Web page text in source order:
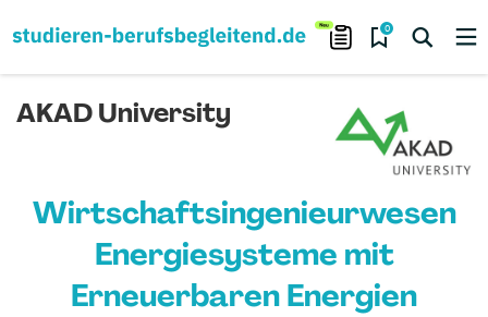
0
AKAD University
Wirtschaftsingenieurwesen
Energiesysteme mit
Erneuerbaren Energien